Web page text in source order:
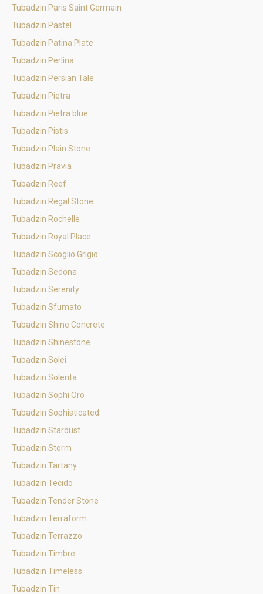
Tubadzin Paris Saint Germain
Tubadzin Pastel
Tubadzin Patina Plate
Tubadzin Perlina
Tubadzin Persian Tale
Tubadzin Pietra
Tubadzin Pietra blue
Tubadzin Pistis
Tubadzin Plain Stone
Tubadzin Pravia
Tubadzin Reef
Tubadzin Regal Stone
Tubadzin Rochelle
Tubadzin Royal Place
Tubadzin Scoglio Grigio
Tubadzin Sedona
Tubadzin Serenity
Tubadzin Sfumato
Tubadzin Shine Concrete
Tubadzin Shinestone
Tubadzin Solei
Tubadzin Solenta
Tubadzin Sophi Oro
Tubadzin Sophisticated
Tubadzin Stardust
Tubadzin Storm
Tubadzin Tartany
Tubadzin Tecido
Tubadzin Tender Stone
Tubadzin Terraform
Tubadzin Terrazzo
Tubadzin Timbre
Tubadzin Timeless
Tubadzin Tin